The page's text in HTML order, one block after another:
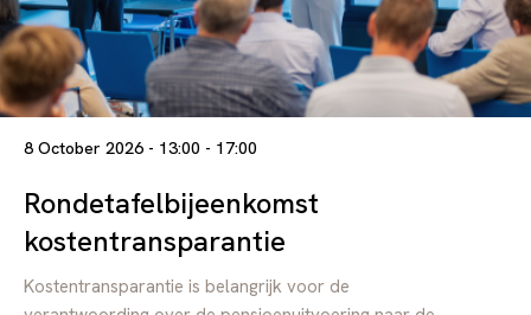
8 October 2026 - 13:00 - 17:00
Rondetafelbijeenkomst
kostentransparantie
Kostentransparantie is belangrijk voor de